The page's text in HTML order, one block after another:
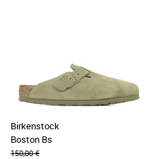
Birkenstock
Boston Bs
150,00 €